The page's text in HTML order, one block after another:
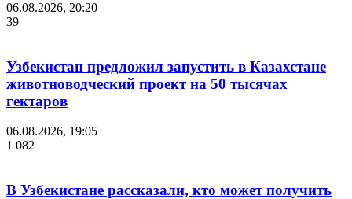
06.08.2026, 20:20
39
Узбекистан предложил запустить в Казахстане
животноводческий проект на 50 тысячах
гектаров
06.08.2026, 19:05
1 082
В Узбекистане рассказали, кто может получить